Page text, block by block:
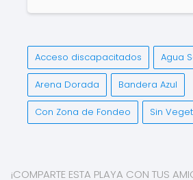
Acceso discapacitados Agua
Arena Dorada Bandera Azul
Con Zona de Fondeo Sin
¡COMPARTE ESTA PLAYA CON TUS